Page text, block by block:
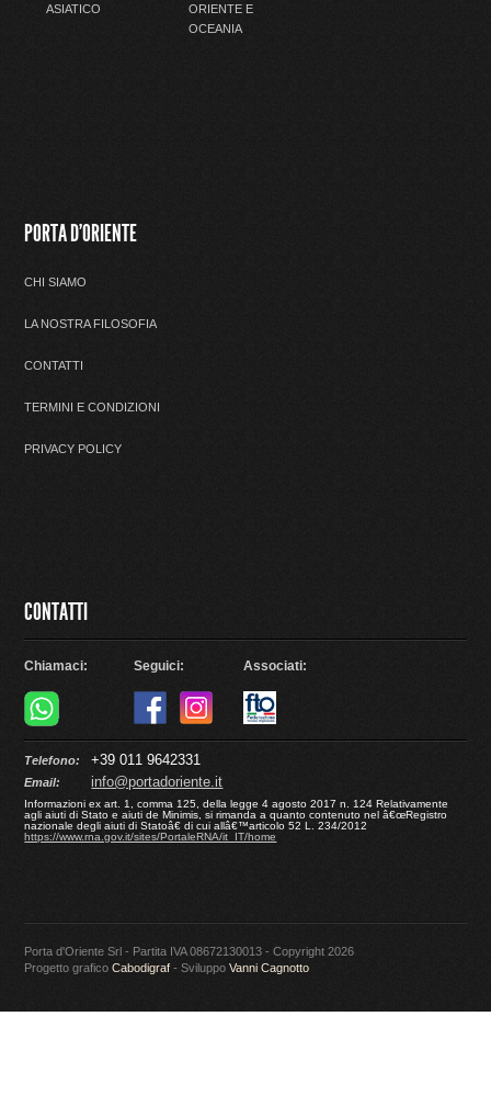
ASIATICO
ORIENTE E
OCEANIA
PORTA D'ORIENTE
CHI SIAMO
LA NOSTRA FILOSOFIA
CONTATTI
TERMINI E CONDIZIONI
PRIVACY POLICY
CONTATTI
Chiamaci: Seguici: Associati:
Telefono: +39 011 9642331
Email: info@portadoriente.it
Informazioni ex art. 1, comma 125, della legge 4 agosto 2017 n. 124 Relativamente
agli aiuti di Stato e aiuti de Minimis, si rimanda a quanto contenuto nel â€œRegistro
nazionale degli aiuti di Statoâ€ di cui allâ€™articolo 52 L. 234/2012
https://www.rna.gov.it/sites/PortaleRNA/it_IT/home
Porta d'Oriente Srl - Partita IVA 08672130013 - Copyright 2026
Progetto graficoCabodigraf - SviluppoVanni Cagnotto